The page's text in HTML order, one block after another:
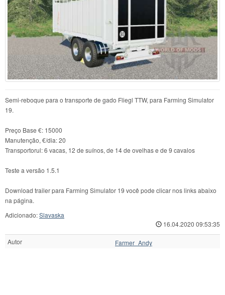
Semi-reboque para o transporte de gado Fliegl TTW, para Farming Simulator
19.
Preço Base €: 15000
Manutenção, €/dia: 20
Transportorul: 6 vacas, 12 de suínos, de 14 de ovelhas e de 9 cavalos
Teste a versão 1.5.1
Download trailer para Farming Simulator 19 você pode clicar nos links abaixo
na página.
Adicionado:Slavaska
16.04.2020 09:53:35
Autor Farmer_Andy